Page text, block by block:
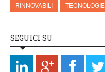
RINNOVABILI
TECNOLOGIE
SEGUICI SU